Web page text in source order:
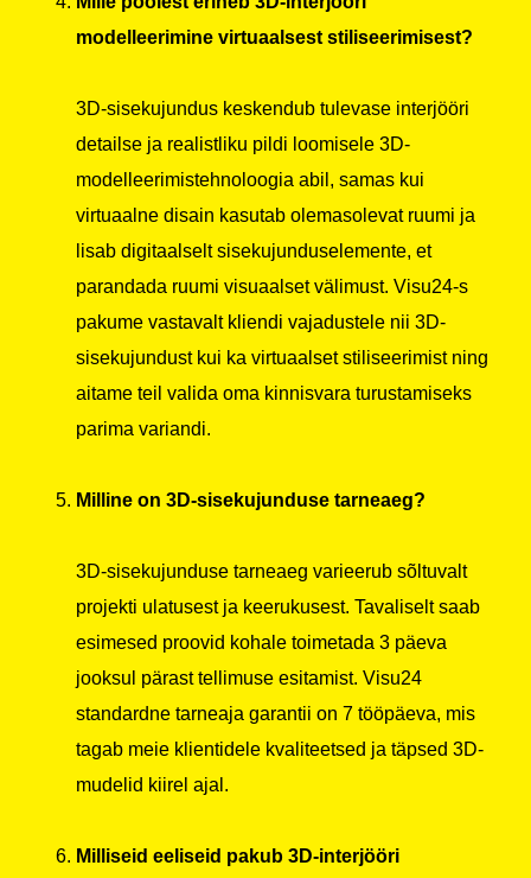
modelleerimine virtuaalsest stiliseerimisest?
3D-sisekujundus keskendub tulevase interjööri
detailse ja realistliku pildi loomisele 3D-
modelleerimistehnoloogia abil, samas kui
virtuaalne disain kasutab olemasolevat ruumi ja
lisab digitaalselt sisekujunduselemente, et
parandada ruumi visuaalset välimust. Visu24-s
pakume vastavalt kliendi vajadustele nii 3D-
sisekujundust kui ka virtuaalset stiliseerimist ning
aitame teil valida oma kinnisvara turustamiseks
parima variandi.
Milline on 3D-sisekujunduse tarneaeg?
3D-sisekujunduse tarneaeg varieerub sõltuvalt
projekti ulatusest ja keerukusest. Tavaliselt saab
esimesed proovid kohale toimetada 3 päeva
jooksul pärast tellimuse esitamist. Visu24
standardne tarneaja garantii on 7 tööpäeva, mis
tagab meie klientidele kvaliteetsed ja täpsed 3D-
mudelid kiirel ajal.
Milliseid eeliseid pakub 3D-interjööri